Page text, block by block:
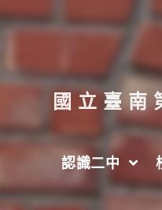
跳
至
要
內
容
國立臺南
認識二中